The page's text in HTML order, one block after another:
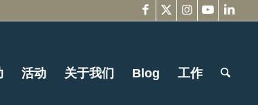
活动 关于我们 Blog 工作